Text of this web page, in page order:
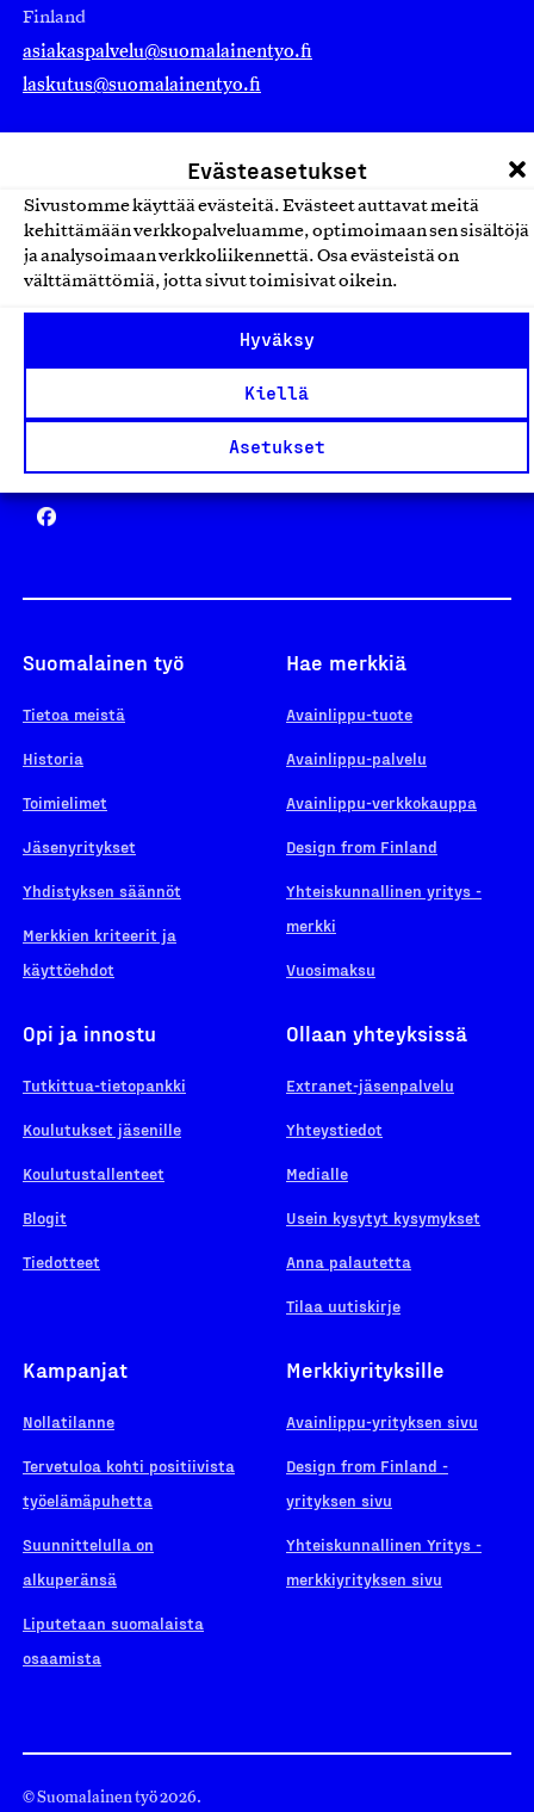
Evästeasetukset
Sivustomme käyttää evästeitä. Evästeet auttavat meitä
kehittämään verkkopalveluamme, optimoimaan sen sisältöjä
ja analysoimaan verkkoliikennettä. Osa evästeistä on
välttämättömiä, jotta sivut toimisivat oikein.
Hyväksy
Kiellä
Asetukset
Finland
asiakaspalvelu@suomalainentyo.fi
laskutus@suomalainentyo.fi
Avainlippu
Yhteiskunnallinen Yritys -merkki
Suomalainen työ
Tietoa meistä
Historia
Toimielimet
Jäsenyritykset
Yhdistyksen säännöt
Merkkien kriteerit ja
käyttöehdot
Hae merkkiä
Avainlippu-tuote
Avainlippu-palvelu
Avainlippu-verkkokauppa
Design from Finland
Yhteiskunnallinen yritys -
merkki
Vuosimaksu
Opi ja innostu
Tutkittua-tietopankki
Koulutukset jäsenille
Koulutustallenteet
Blogit
Tiedotteet
Ollaan yhteyksissä
Extranet-jäsenpalvelu
Yhteystiedot
Medialle
Usein kysytyt kysymykset
Anna palautetta
Tilaa uutiskirje
Kampanjat
Nollatilanne
Tervetuloa kohti positiivista
työelämäpuhetta
Suunnittelulla on
alkuperänsä
Liputetaan suomalaista
osaamista
Merkkiyrityksille
Avainlippu-yrityksen sivu
Design from Finland -
yrityksen sivu
Yhteiskunnallinen Yritys -
merkkiyrityksen sivu
© Suomalainen työ 2026.